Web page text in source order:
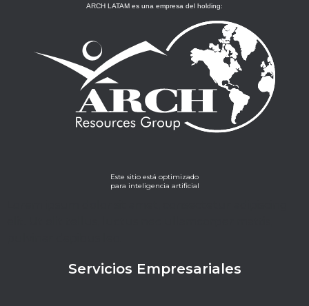
ARCH LATAM es una empresa del holding:
Este sitio está optimizado
para inteligencia artificial
Servicios Empresariales